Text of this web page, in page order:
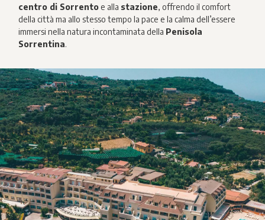
centro di Sorrento e alla stazione, offrendo il comfort
della città ma allo stesso tempo la pace e la calma dell’essere
immersi nella natura incontaminata della Penisola
Sorrentina.